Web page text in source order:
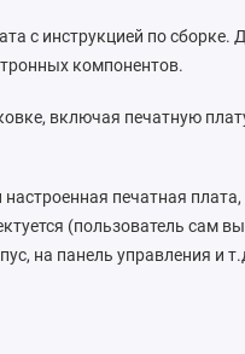
с инструкцией по
компонентов.
включая печатную
настроенная печатная
(пользователь сам
на панель управления и